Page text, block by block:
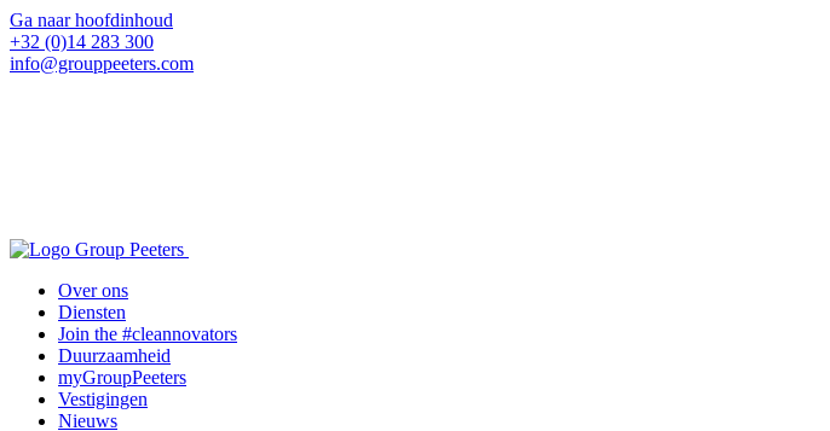
Ga naar hoofdinhoud
+32 (0)14 283 300
info@grouppeeters.com
Over ons
Diensten
Join the #cleannovators
Duurzaamheid
myGroupPeeters
Vestigingen
Nieuws